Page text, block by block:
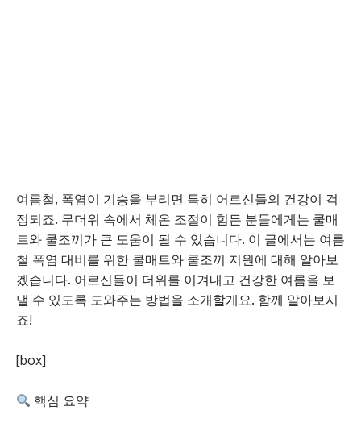
여름철, 폭염이 기승을 부리면 특히 어르신들의 건강이 걱
정되죠. 무더위 속에서 체온 조절이 힘든 분들에게는 쿨매
트와 쿨조끼가 큰 도움이 될 수 있습니다. 이 글에서는 여름
철 폭염 대비를 위한 쿨매트와 쿨조끼 지원에 대해 알아보
겠습니다. 어르신들이 더위를 이겨내고 건강한 여름을 보
낼 수 있도록 도와주는 방법을 소개할게요. 함께 알아보시
죠!
[box]
핵심 요약